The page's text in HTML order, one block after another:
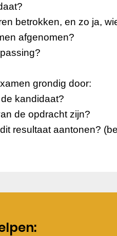
betrokken, en zo ja,
afgenomen?
grondig door:
kandidaat?
de opdracht zijn?
resultaat aantonen?